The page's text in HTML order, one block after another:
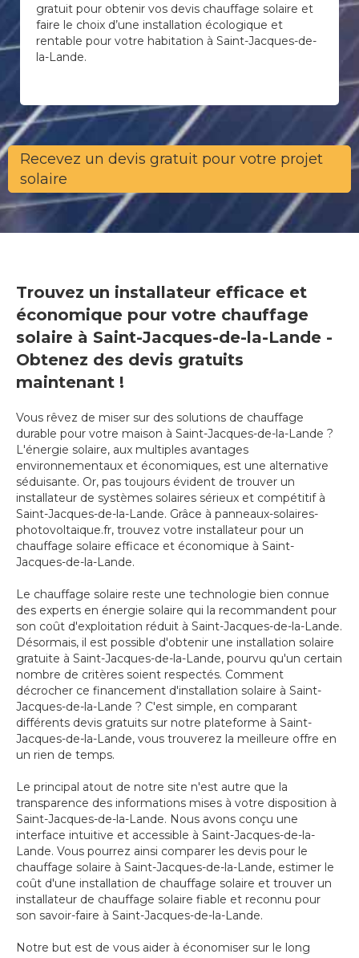
gratuit pour obtenir vos devis chauffage solaire et
faire le choix d’une installation écologique et
rentable pour votre habitation à Saint-Jacques-de-
la-Lande.
Recevez un devis gratuit pour votre projet
solaire
Trouvez un installateur efficace et
économique pour votre chauffage
solaire à Saint-Jacques-de-la-Lande -
Obtenez des devis gratuits
maintenant !
Vous rêvez de miser sur des solutions de chauffage
durable pour votre maison à Saint-Jacques-de-la-Lande ?
L'énergie solaire, aux multiples avantages
environnementaux et économiques, est une alternative
séduisante. Or, pas toujours évident de trouver un
installateur de systèmes solaires sérieux et compétitif à
Saint-Jacques-de-la-Lande. Grâce à panneaux-solaires-
photovoltaique.fr, trouvez votre installateur pour un
chauffage solaire efficace et économique à Saint-
Jacques-de-la-Lande.
Le chauffage solaire reste une technologie bien connue
des experts en énergie solaire qui la recommandent pour
son coût d'exploitation réduit à Saint-Jacques-de-la-Lande.
Désormais, il est possible d'obtenir une installation solaire
gratuite à Saint-Jacques-de-la-Lande, pourvu qu'un certain
nombre de critères soient respectés. Comment
décrocher ce financement d'installation solaire à Saint-
Jacques-de-la-Lande ? C'est simple, en comparant
différents devis gratuits sur notre plateforme à Saint-
Jacques-de-la-Lande, vous trouverez la meilleure offre en
un rien de temps.
Le principal atout de notre site n'est autre que la
transparence des informations mises à votre disposition à
Saint-Jacques-de-la-Lande. Nous avons conçu une
interface intuitive et accessible à Saint-Jacques-de-la-
Lande. Vous pourrez ainsi comparer les devis pour le
chauffage solaire à Saint-Jacques-de-la-Lande, estimer le
coût d'une installation de chauffage solaire et trouver un
installateur de chauffage solaire fiable et reconnu pour
son savoir-faire à Saint-Jacques-de-la-Lande.
Notre but est de vous aider à économiser sur le long